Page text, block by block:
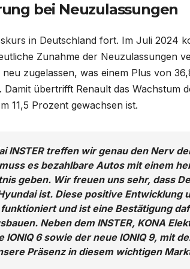
bei Neuzulassungen
in Deutschland fort. Im Juli 2024
Zunahme der Neuzulassungen
zugelassen, was einem Plus von
übertrifft Renault das Wachstum
11,5 Prozent gewachsen ist.
INSTER treffen wir genau den Nerv
es bezahlbare Autos mit einem
geben. Wir freuen uns sehr, dass
ist. Diese positive Entwicklung
und ist eine Bestätigung
Neben dem INSTER, KONA
6 sowie der neue IONIQ 9, mit
Präsenz in diesem wichtigen